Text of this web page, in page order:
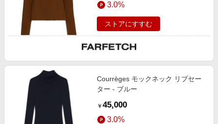
3.0%
ストアにすすむ
Courrèges モックネック リブセー
ター - ブルー
￥ 45,000
3.0%